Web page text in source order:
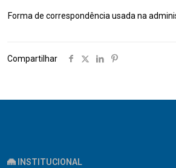
Forma de correspondência usada na
Compartilhar
INSTITUCIONAL